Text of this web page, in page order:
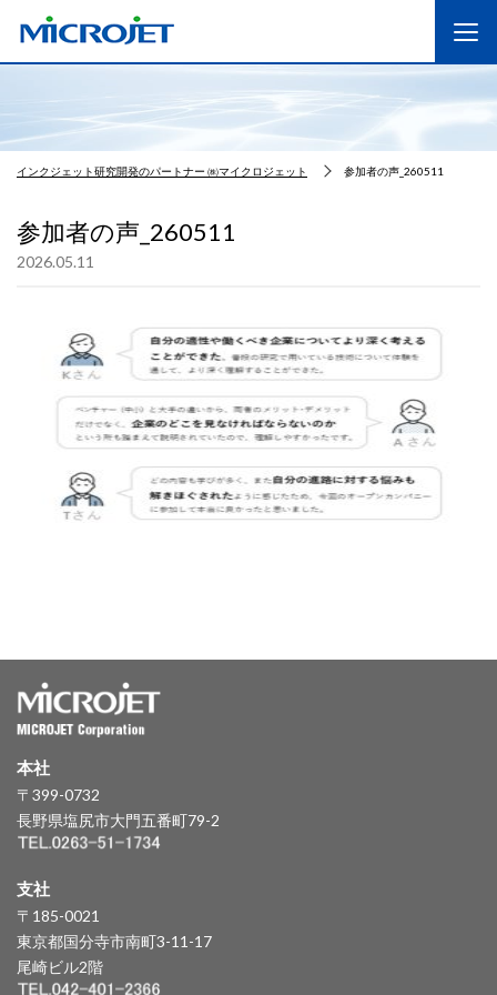
インクジェット研究開発のパートナー ㈱マイクロジェット 参加者の声_260511
参加者の声_260511
2026.05.11
本社
〒399-0732
長野県塩尻市大門五番町79-2
支社
〒185-0021
東京都国分寺市南町3-11-17
尾崎ビル2階